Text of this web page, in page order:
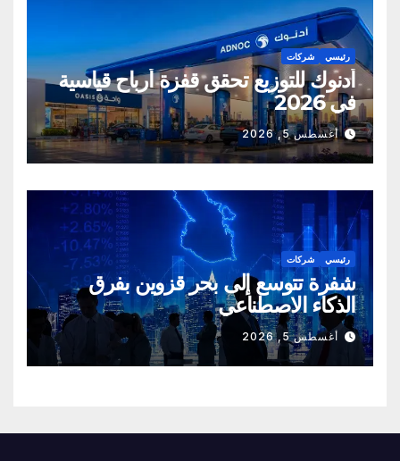
رئيسي شركات
أدنوك للتوزيع تحقق قفزة أرباح قياسية
في 2026
أغسطس 5, 2026
رئيسي شركات
شفرة تتوسع إلى بحر قزوين بفرق
الذكاء الاصطناعي
أغسطس 5, 2026